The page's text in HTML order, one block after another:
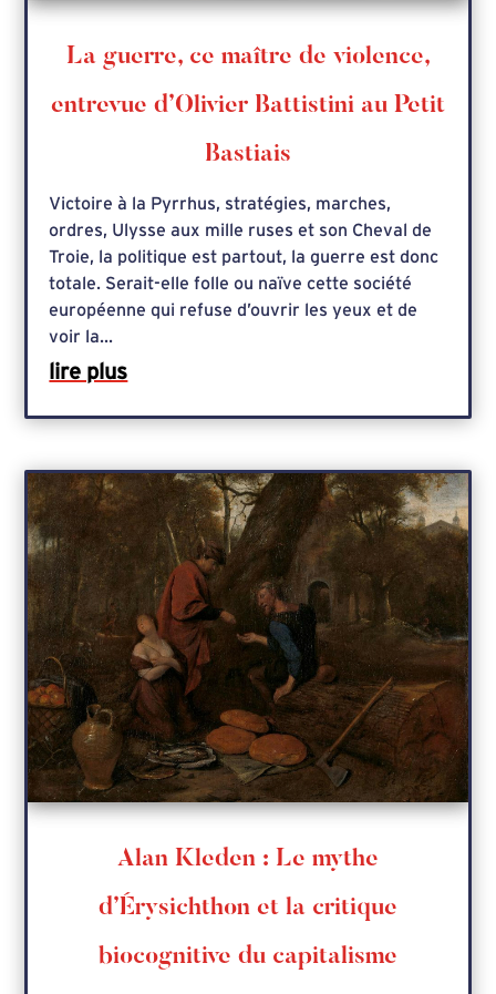
La guerre, ce maître de violence,
entrevue d’Olivier Battistini au Petit
Bastiais
Victoire à la Pyrrhus, stratégies, marches,
ordres, Ulysse aux mille ruses et son Cheval de
Troie, la politique est partout, la guerre est donc
totale. Serait-elle folle ou naïve cette société
européenne qui refuse d’ouvrir les yeux et de
voir la...
lire plus
Alan Kleden : Le mythe
d’Érysichthon et la critique
biocognitive du capitalisme